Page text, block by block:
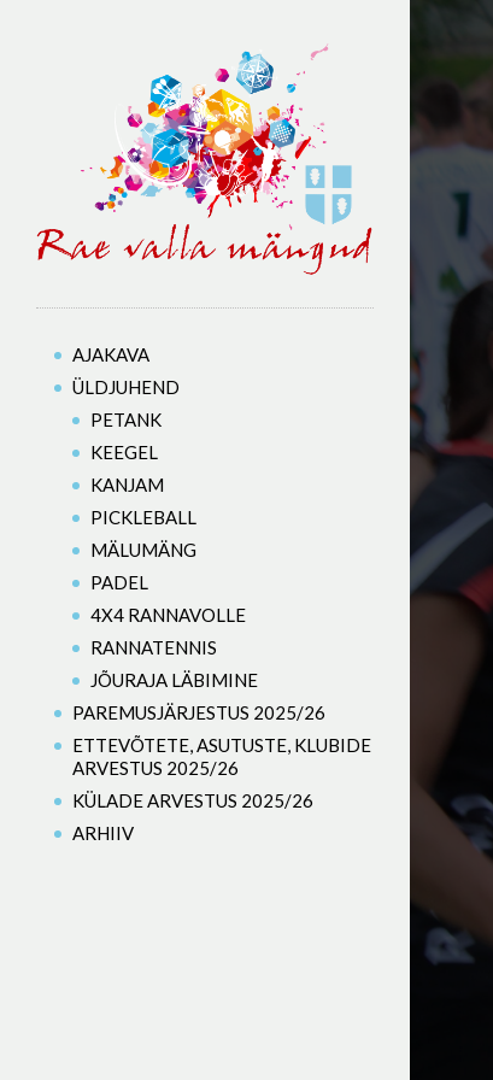
AJAKAVA
ÜLDJUHEND
PETANK
KEEGEL
KANJAM
PICKLEBALL
MÄLUMÄNG
PADEL
4X4 RANNAVOLLE
RANNATENNIS
JÕURAJA LÄBIMINE
PAREMUSJÄRJESTUS 2025/26
ETTEVÕTETE, ASUTUSTE, KLUBIDE
ARVESTUS 2025/26
KÜLADE ARVESTUS 2025/26
ARHIIV